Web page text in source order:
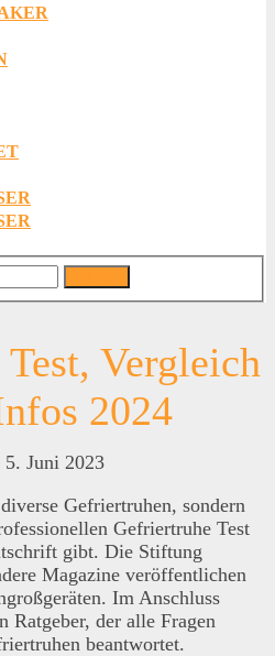
Vergleich
2024
5. Juni 2023
Gefriertruhen, sondern
Gefriertruhe Test
gibt. Die Stiftung
Magazine veröffentlichen
Im Anschluss
Ratgeber, der alle Fragen
beantwortet.